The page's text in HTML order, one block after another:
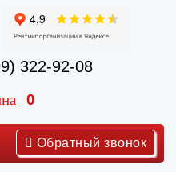
322-92-08
0
Обратный звонок